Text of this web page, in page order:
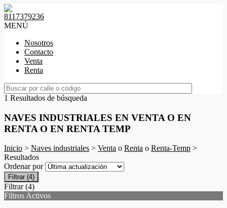
8117379236
MENÚ
Nosotros
Contacto
Venta
Renta
1 Resultados de búsqueda
NAVES INDUSTRIALES EN VENTA O EN
RENTA O EN RENTA TEMP
Inicio > Naves industriales > Venta o Renta o Renta-Temp >
Resultados
Ordenar por
Filtrar (4)
Filtrar (4)
Filtros Activos